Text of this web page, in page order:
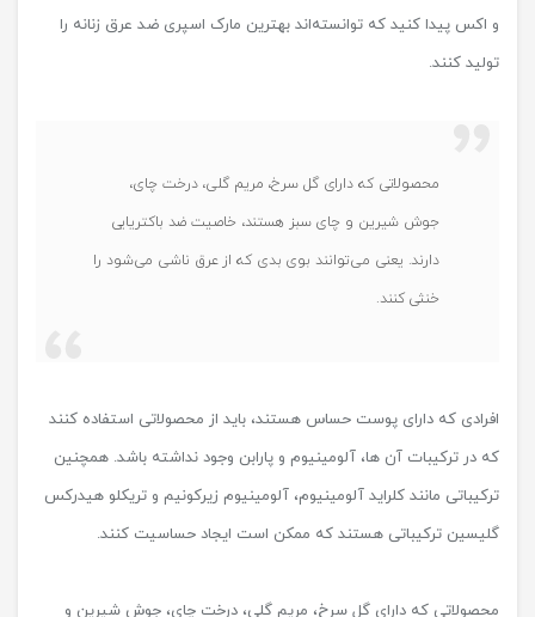
و اکس پیدا کنید که توانسته‌اند بهترین مارک اسپری ضد عرق زنانه را
تولید کنند.
محصولاتی که دارای گل سرخ، مریم گلی، درخت چای،
جوش شیرین و چای سبز هستند، خاصیت ضد باکتریایی
دارند. یعنی می‌توانند بوی بدی که از عرق ناشی می‌شود را
خنثی کنند.
افرادی که دارای پوست حساس هستند، باید از محصولاتی استفاده کنند
که در ترکیبات آن ها، آلومینیوم و پارابن وجود نداشته باشد. همچنین
ترکیباتی مانند کلراید آلومینیوم، آلومینیوم زیرکونیم و تریکلو هیدرکس
گلیسین ترکیباتی هستند که ممکن است ایجاد حساسیت کنند.
محصولاتی که دارای گل سرخ، مریم گلی، درخت چای، جوش شیرین و